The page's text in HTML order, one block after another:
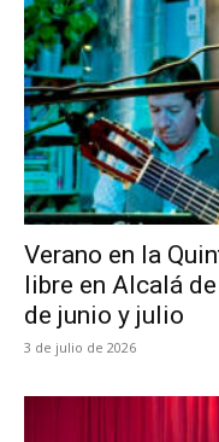
Verano en la
libre en Alcalá
de junio y julio
3 de julio de 2026